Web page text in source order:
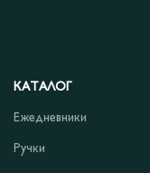
КАТАЛОГ
Ежедневники
Ручки